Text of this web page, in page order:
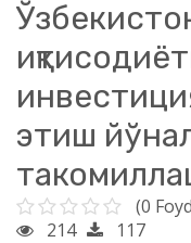
этиш
(0
214
117